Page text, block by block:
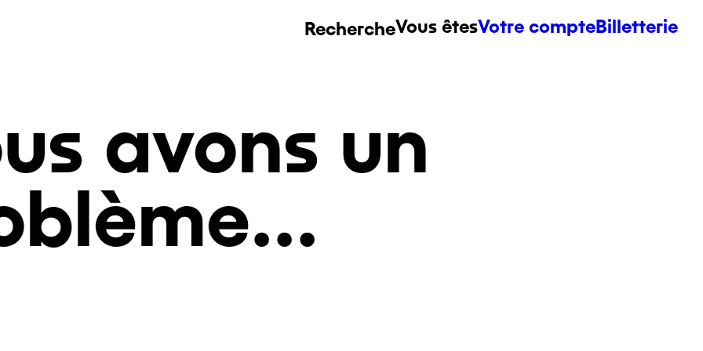
RechercheVous êtesVotre compteBilletterie
avons un